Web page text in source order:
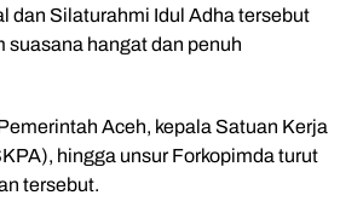
dan Silaturahmi Idul Adha tersebut
suasana hangat dan penuh
Aceh, kepala Satuan Kerja
hingga unsur Forkopimda turut
tersebut.